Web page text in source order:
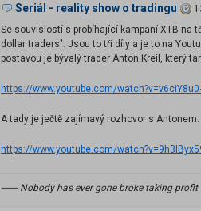
Seriál - reality show o tradingu
Se souvislostí s probíhající kampaní XTB na
dollar traders". Jsou to tři díly a je to na
postavou je bývalý trader Anton Kreil, který
https://www.youtube.com/
A tady je ječtě zajímavý rozhovor s Antonem:
https://www.youtube.com/
------- Nobody has ever gone broke taking profit